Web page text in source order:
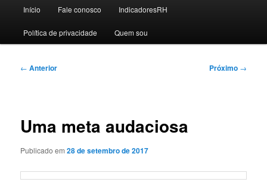
principal
Início Fale conosco IndicadoresRH
Polí­tica de privacidade Quem sou
Navegação
← Anterior Próximo →
Uma meta audaciosa
Publicado em28 de setembro de 2017